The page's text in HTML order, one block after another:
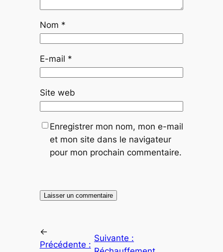
Nom *
E-mail *
Site web
Enregistrer mon nom, mon e-mail
et mon site dans le navigateur
pour mon prochain commentaire.
←
Précédente :
Suivante :